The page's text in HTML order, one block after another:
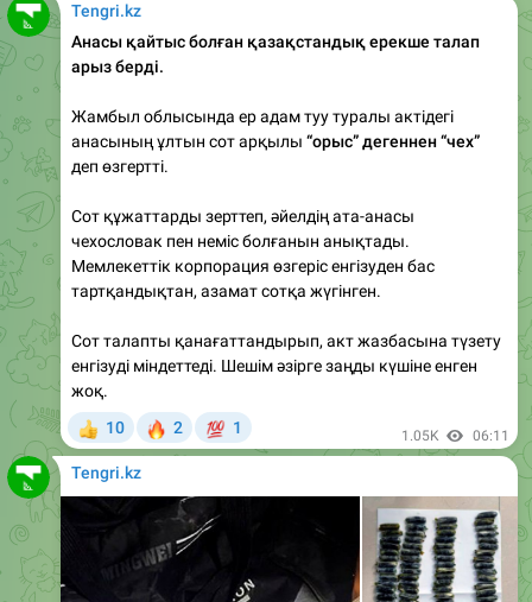
арыз берді.
Жамбыл облысында ер адам туу туралы актідегі
деп өзгертті.
Сот құжаттарды зерттеп, әйелдің ата-анасы
Мемлекеттік корпорация өзгеріс енгізуден бас
тартқандықтан, азамат сотқа жүгінген.
Сот талапты қанағаттандырып, акт жазбасына түзету
жоқ.
10 2
💯
1
Tengri.kz